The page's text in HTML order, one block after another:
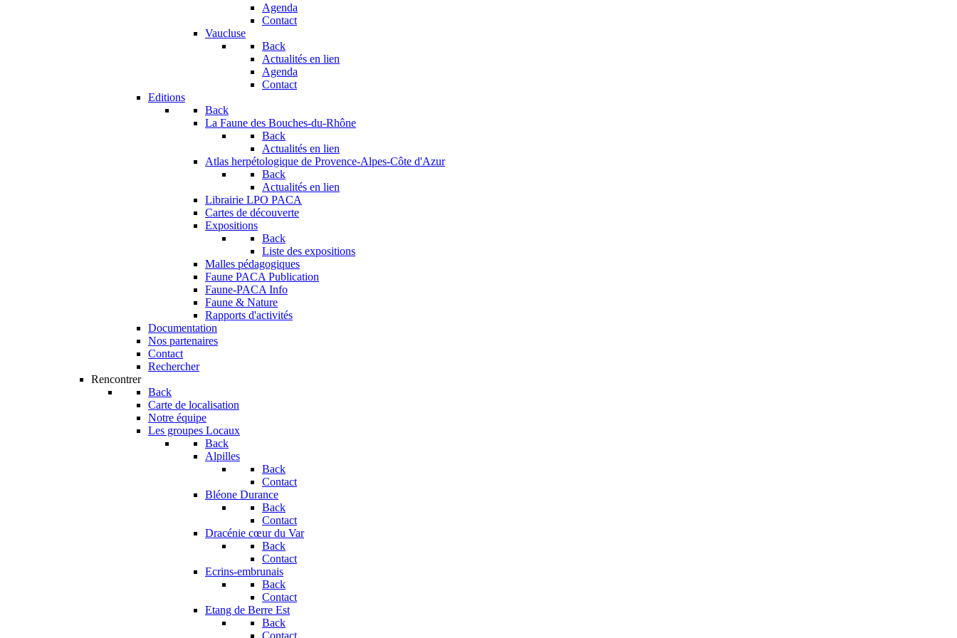
Agenda
Contact
Vaucluse
Back
Actualités en lien
Agenda
Contact
Editions
Back
La Faune des Bouches-du-Rhône
Back
Actualités en lien
Atlas herpétologique de Provence-Alpes-Côte d'Azur
Back
Actualités en lien
Librairie LPO PACA
Cartes de découverte
Expositions
Back
Liste des expositions
Malles pédagogiques
Faune PACA Publication
Faune-PACA Info
Faune & Nature
Rapports d'activités
Documentation
Nos partenaires
Contact
Rechercher
Rencontrer
Back
Carte de localisation
Notre équipe
Les groupes Locaux
Back
Alpilles
Back
Contact
Bléone Durance
Back
Contact
Dracénie cœur du Var
Back
Contact
Ecrins-embrunais
Back
Contact
Etang de Berre Est
Back
Contact